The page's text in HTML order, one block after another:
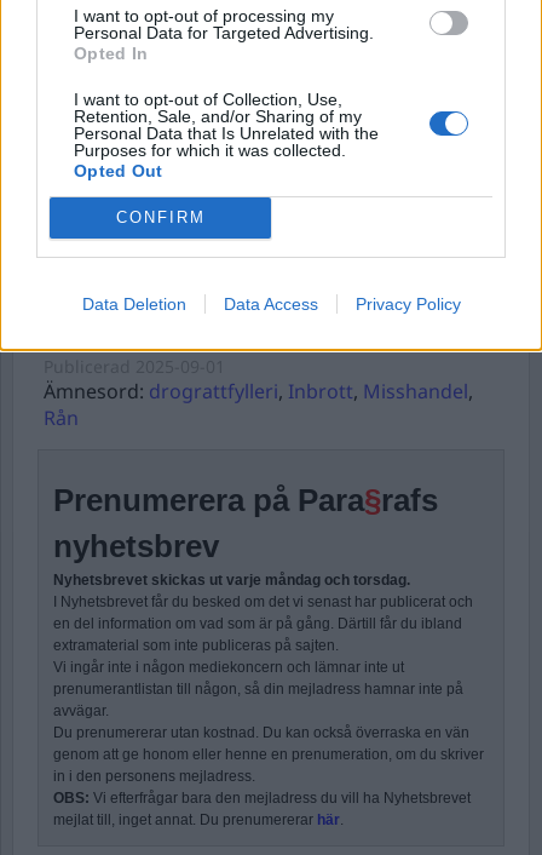
I want to opt-out of processing my
Personal Data for Targeted Advertising.
Opted In
I want to opt-out of Collection, Use,
Retention, Sale, and/or Sharing of my
Personal Data that Is Unrelated with the
Purposes for which it was collected.
Opted Out
CONFIRM
Data Deletion Data Access Privacy Policy
brinna, och fem personer fördes med ambulans
till sjukhus. Senare under kvällen meddelande
misstänkt för grov vårdslöshet i trafik samt
drograttfylleri.
Dela detta:
Facebook X
Stöd Para§rafs bevakning av högerextremismen
Ämnesord: drograttfylleri, Inbrott, Misshandel,
Rån
Prenumerera på Para§rafs
nyhetsbrev
Nyhetsbrevet skickas ut varje måndag och torsdag.
I Nyhetsbrevet får du besked om det vi senast har publicerat och
en del information om vad som är på gång. Därtill får du ibland
extramaterial som inte publiceras på sajten.
Vi ingår inte i någon mediekoncern och lämnar inte ut
prenumerantlistan till någon, så din mejladress hamnar inte på
avvägar.
Du prenumererar utan kostnad. Du kan också överraska en vän
genom att ge honom eller henne en prenumeration, om du skriver
in i den personens mejladress.
OBS: Vi efterfrågar bara den mejladress du vill ha Nyhetsbrevet
mejlat till, inget annat. Du prenumererar här.